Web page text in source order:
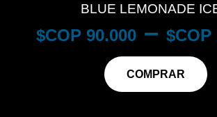
BLUE LEMONADE
$ 90.000 – $
COMPRAR